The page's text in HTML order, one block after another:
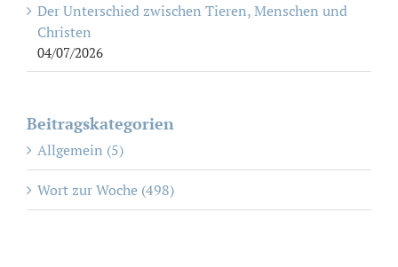
Der Unterschied zwischen Tieren, Menschen und
Christen
04/07/2026
Beitragskategorien
Allgemein (5)
Wort zur Woche (498)